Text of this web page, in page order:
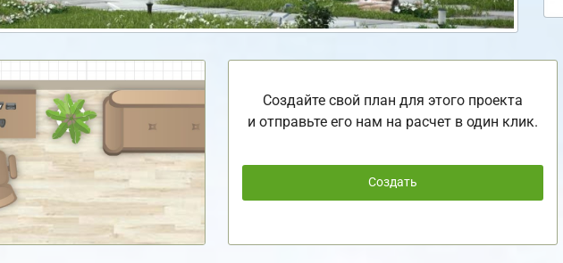
Создайте свой план для этого проекта
и отправьте его нам на расчет в один клик.
Создать